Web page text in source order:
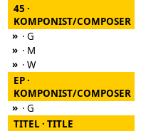
45 ·
KOMPONIST/COMPOSER
» · G
» · M
» · W
EP ·
KOMPONIST/COMPOSER
» · G
TITEL · TITLE